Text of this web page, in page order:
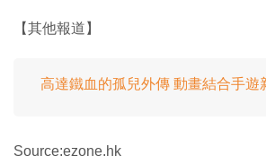
【其他報道】
高達鐵血的孤兒外傳 動畫結合手遊
Source:ezone.hk